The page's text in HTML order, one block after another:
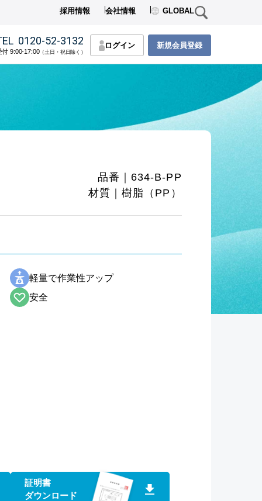
採用情報 会社情報 GLOBAL
0120-52-3132
付 9:00-17:00（土日・祝日除く）
ログイン 新規会員登録
品番｜634-B-PP
材質｜樹脂（PP）
軽量で作業性アップ
安全
証明書
ダウンロード